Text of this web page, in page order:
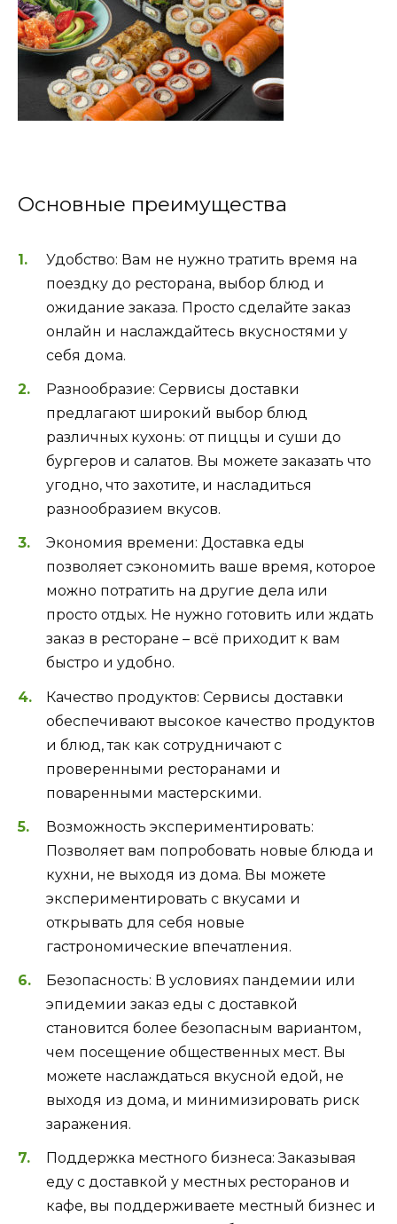
Основные преимущества
Удобство: Вам не нужно тратить время на
поездку до ресторана, выбор блюд и
ожидание заказа. Просто сделайте заказ
онлайн и наслаждайтесь вкусностями у
себя дома.
Разнообразие: Сервисы доставки
предлагают широкий выбор блюд
различных кухонь: от пиццы и суши до
бургеров и салатов. Вы можете заказать что
угодно, что захотите, и насладиться
разнообразием вкусов.
Экономия времени: Доставка еды
позволяет сэкономить ваше время, которое
можно потратить на другие дела или
просто отдых. Не нужно готовить или ждать
заказ в ресторане – всё приходит к вам
быстро и удобно.
Качество продуктов: Сервисы доставки
обеспечивают высокое качество продуктов
и блюд, так как сотрудничают с
проверенными ресторанами и
поваренными мастерскими.
Возможность экспериментировать:
Позволяет вам попробовать новые блюда и
кухни, не выходя из дома. Вы можете
экспериментировать с вкусами и
открывать для себя новые
гастрономические впечатления.
Безопасность: В условиях пандемии или
эпидемии заказ еды с доставкой
становится более безопасным вариантом,
чем посещение общественных мест. Вы
можете наслаждаться вкусной едой, не
выходя из дома, и минимизировать риск
заражения.
Поддержка местного бизнеса: Заказывая
еду с доставкой у местных ресторанов и
кафе, вы поддерживаете местный бизнес и